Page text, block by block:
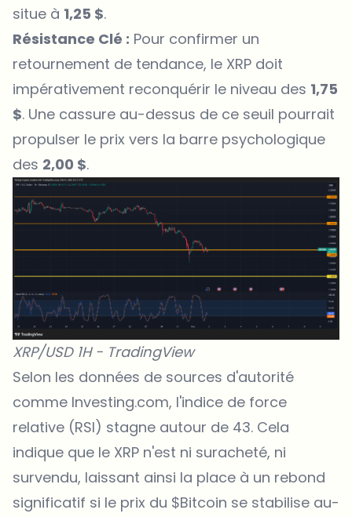
situe à 1,25 $.
Résistance Clé : Pour confirmer un
retournement de tendance, le XRP doit
impérativement reconquérir le niveau des 1,75
$. Une cassure au-dessus de ce seuil pourrait
propulser le prix vers la barre psychologique
des 2,00 $.
XRP/USD 1H - TradingView
Selon les données de sources d'autorité
comme Investing.com, l'indice de force
relative (RSI) stagne autour de 43. Cela
indique que le XRP n'est ni suracheté, ni
survendu, laissant ainsi la place à un rebond
significatif si le prix du $Bitcoin se stabilise au-